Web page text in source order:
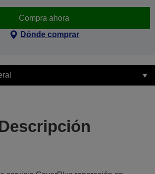
Compra ahora
Dónde comprar